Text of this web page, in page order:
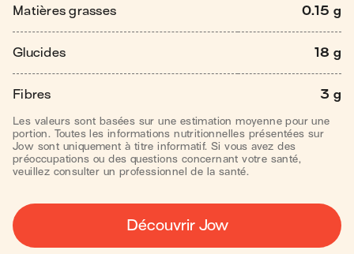
Matières grasses 0.15 g
Glucides 18 g
Fibres 3 g
Les valeurs sont basées sur une estimation moyenne pour une
portion. Toutes les informations nutritionnelles présentées sur
Jow sont uniquement à titre informatif. Si vous avez des
préoccupations ou des questions concernant votre santé,
veuillez consulter un professionnel de la santé.
Découvrir Jow